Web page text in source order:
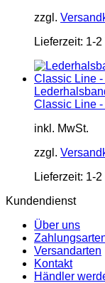
zzgl.
Lieferzeit: 1-2
Classic Line -
inkl. MwSt.
zzgl.
Lieferzeit: 1-2
Kundendienst
Über uns
Versandarten
Kontakt
Händler